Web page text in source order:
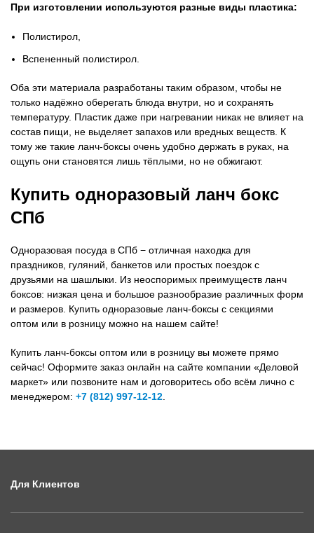
При изготовлении используются разные виды пластика:
Полистирол,
Вспененный полистирол.
Оба эти материала разработаны таким образом, чтобы не
только надёжно оберегать блюда внутри, но и сохранять
температуру. Пластик даже при нагревании никак не влияет на
состав пищи, не выделяет запахов или вредных веществ. К
тому же такие ланч-боксы очень удобно держать в руках, на
ощупь они становятся лишь тёплыми, но не обжигают.
Купить одноразовый ланч бокс
СПб
Одноразовая посуда в СПб − отличная находка для
праздников, гуляний, банкетов или простых поездок с
друзьями на шашлыки. Из неоспоримых преимуществ ланч
боксов: низкая цена и большое разнообразие различных форм
и размеров. Купить одноразовые ланч-боксы с секциями
оптом или в розницу можно на нашем сайте!
Купить ланч-боксы оптом или в розницу вы можете прямо
сейчас! Оформите заказ онлайн на сайте компании «Деловой
маркет» или позвоните нам и договоритесь обо всём лично с
менеджером: +7 (812) 997-12-12
Для Клиентов